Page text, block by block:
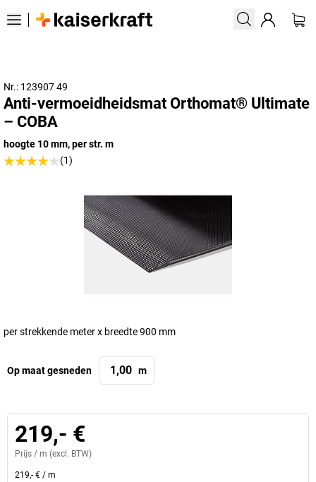
Nr.: 123907 49
Anti-vermoeidheidsmat Orthomat® Ultimate
– COBA
hoogte 10 mm, per str. m
(1)
per strekkende meter x breedte 900 mm
Op maat gesneden m
219,- €
Prijs / m (excl. BTW)
219,- € / m